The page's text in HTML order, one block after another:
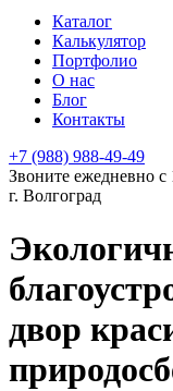
Каталог
Калькулятор
Портфолио
О нас
Блог
Контакты
+7 (988) 988-49-49
Звоните ежедневно с
г. Волгоград
двор